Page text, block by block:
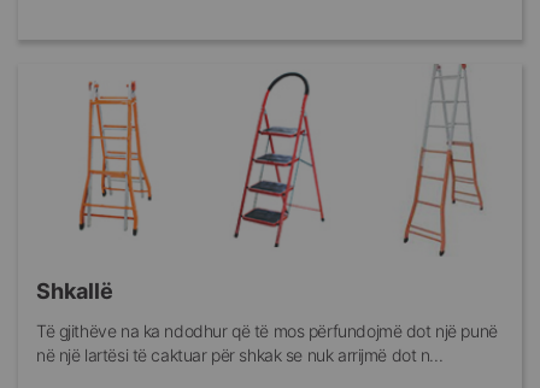
Shkallë
Të gjithëve na ka ndodhur që të mos përfundojmë dot një punë
në një lartësi të caktuar për shkak se nuk arrijmë dot n...